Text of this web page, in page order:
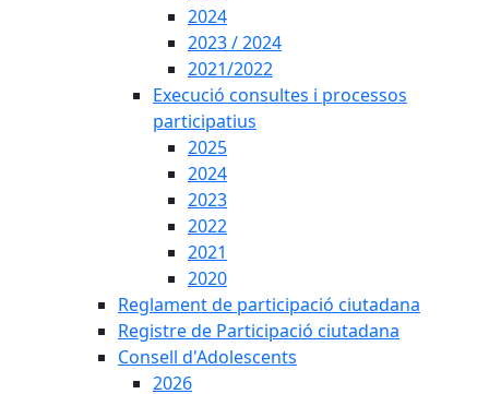
2024
2023 / 2024
2021/2022
Execució consultes i processos
participatius
2025
2024
2023
2022
2021
2020
Reglament de participació ciutadana
Registre de Participació ciutadana
Consell d'Adolescents
2026